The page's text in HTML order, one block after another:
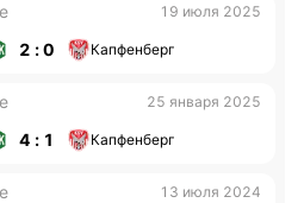
19 июля 2025
2 : 0 Капфенберг
25 января 2025
4 : 1 Капфенберг
13 июля 2024